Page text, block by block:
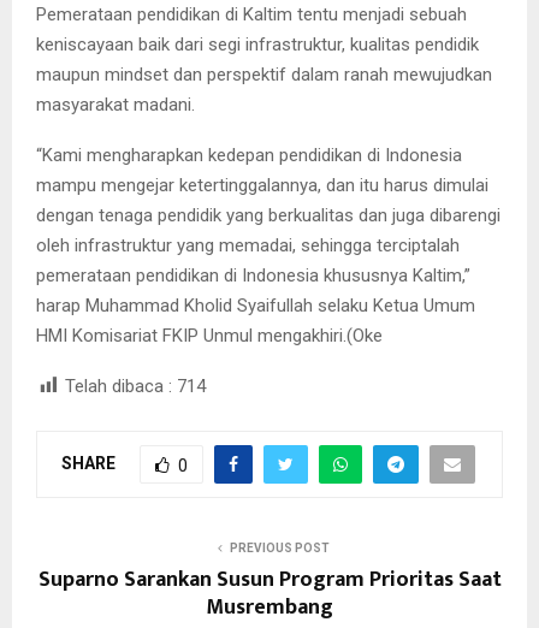
Pemerataan pendidikan di Kaltim tentu menjadi sebuah
keniscayaan baik dari segi infrastruktur, kualitas pendidik
maupun mindset dan perspektif dalam ranah mewujudkan
masyarakat madani.
“Kami mengharapkan kedepan pendidikan di Indonesia
mampu mengejar ketertinggalannya, dan itu harus dimulai
dengan tenaga pendidik yang berkualitas dan juga dibarengi
oleh infrastruktur yang memadai, sehingga terciptalah
pemerataan pendidikan di Indonesia khususnya Kaltim,”
harap Muhammad Kholid Syaifullah selaku Ketua Umum
HMI Komisariat FKIP Unmul mengakhiri.(Oke
Telah dibaca : 714
SHARE 0
PREVIOUS POST
Suparno Sarankan Susun Program Prioritas Saat
Musrembang